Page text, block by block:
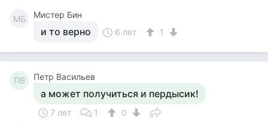
МБ Мистер Бин
и то верно 6 лет 1
ПВ Петр Васильев
а может получиться и пердысик!
7 лет 1 0